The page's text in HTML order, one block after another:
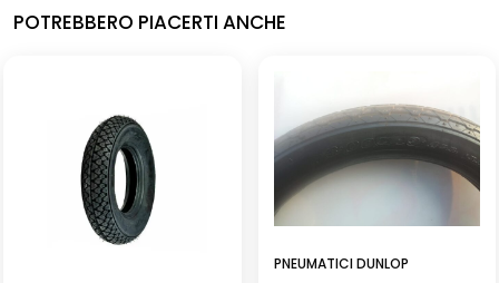
POTREBBERO PIACERTI ANCHE
PNEUMATICI DUNLOP